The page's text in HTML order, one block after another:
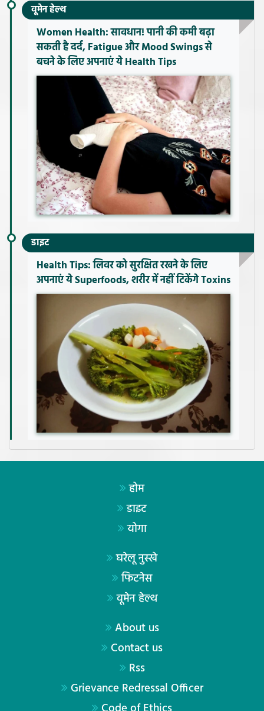
वूमेन हेल्थ
Women Health: सावधान! पानी की कमी बढ़ा
सकती है दर्द, Fatigue और Mood Swings से
बचने के लिए अपनाएं ये Health Tips
डाइट
Health Tips: लिवर को सुरक्षित रखने के लिए
अपनाएं ये Superfoods, शरीर में नहीं टिकेंगे Toxins
होम
डाइट
योगा
घरेलू नुस्खे
फिटनेस
वूमेन हेल्थ
About us
Contact us
Rss
Grievance Redressal Officer